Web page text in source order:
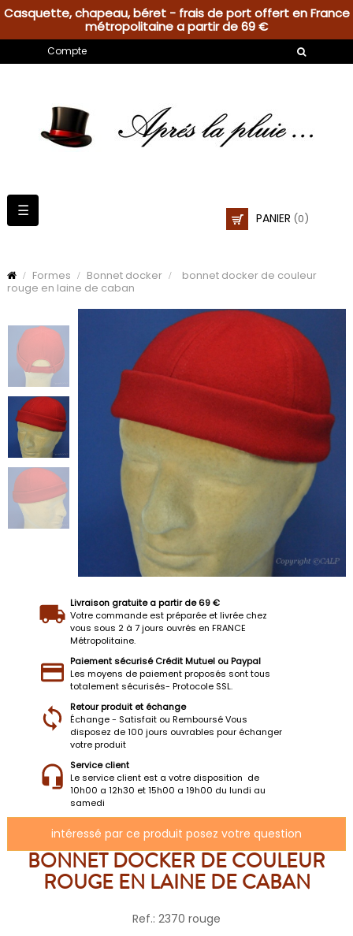
Casquette, chapeau, béret - frais de port offert en France
métropolitaine a partir de 69 €
Compte
PANIER (0)
Basculer
la
☰
Formes Bonnet docker
bonnet docker de couleur
rouge en laine de caban
Livraison gratuite a partir de 69 €
Votre commande est préparée et livrée chez
vous sous 2 à 7 jours ouvrés en FRANCE
Métropolitaine.
Paiement sécurisé Crédit Mutuel ou Paypal
Les moyens de paiement proposés sont tous
totalement sécurisés- Protocole SSL.
Retour produit et échange
Échange - Satisfait ou Remboursé Vous
disposez de 100 jours ouvrables pour échanger
votre produit
Service client
Le service client est a votre disposition de
10h00 a 12h30 et 15h00 a 19h00 du lundi au
samedi
intéressé par ce produit posez votre question
BONNET DOCKER DE COULEUR
ROUGE EN LAINE DE CABAN
Ref.: 2370 rouge